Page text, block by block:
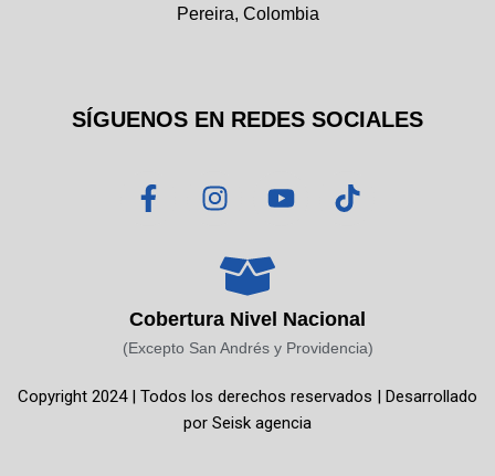
Pereira, Colombia
SÍGUENOS EN REDES SOCIALES
F
a
o
o
-
I
n
t
a
g
r
m
Y
o
b
e
T
i
k
Cobertura Nivel Nacional
(Excepto San Andrés y Providencia)
Copyright 2024 | Todos los derechos reservados | Desarrollado
por Seisk agencia